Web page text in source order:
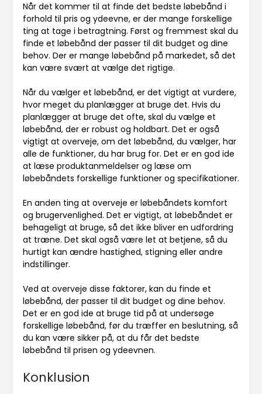
Når det kommer til at finde det bedste løbebånd i
forhold til pris og ydeevne, er der mange forskellige
ting at tage i betragtning. Først og fremmest skal du
finde et løbebånd der passer til dit budget og dine
behov. Der er mange løbebånd på markedet, så det
kan være svært at vælge det rigtige.
Når du vælger et løbebånd, er det vigtigt at vurdere,
hvor meget du planlægger at bruge det. Hvis du
planlægger at bruge det ofte, skal du vælge et
løbebånd, der er robust og holdbart. Det er også
vigtigt at overveje, om det løbebånd, du vælger, har
alle de funktioner, du har brug for. Det er en god ide
at læse produktanmeldelser og læse om
løbebåndets forskellige funktioner og specifikationer.
En anden ting at overveje er løbebåndets komfort
og brugervenlighed. Det er vigtigt, at løbebåndet er
behageligt at bruge, så det ikke bliver en udfordring
at træne. Det skal også være let at betjene, så du
hurtigt kan ændre hastighed, stigning eller andre
indstillinger.
Ved at overveje disse faktorer, kan du finde et
løbebånd, der passer til dit budget og dine behov.
Det er en god ide at bruge tid på at undersøge
forskellige løbebånd, før du træffer en beslutning, så
du kan være sikker på, at du får det bedste
løbebånd til prisen og ydeevnen.
Konklusion